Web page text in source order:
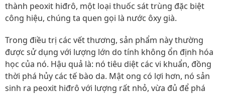
thành peoxit hiđrô, một loại thuốc sát trùng đặc biệt
công hiệu, chúng ta quen gọi là nước ôxy già.
Trong điều trị các vết thương, sản phẩm này thường
được sử dụng với lượng lớn do tính không ổn định hóa
học của nó. Hậu quả là: nó tiêu diệt các vi khuẩn, đồng
thời phá hủy các tế bào da. Mật ong có lợi hơn, nó sản
sinh ra peoxit hiđrô với lượng rất nhỏ, vừa đủ để phá